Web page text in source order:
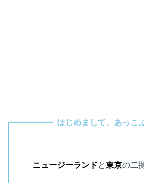
はじめまして、あっこ
ニュージーランドと東京の二